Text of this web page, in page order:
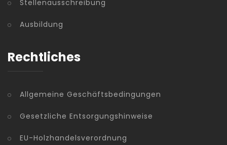
Stellenausschreibung
Ausbildung
Rechtliches
Allgemeine Geschäftsbedingungen
Gesetzliche Entsorgungshinweise
EU-Holzhandelsverordnung